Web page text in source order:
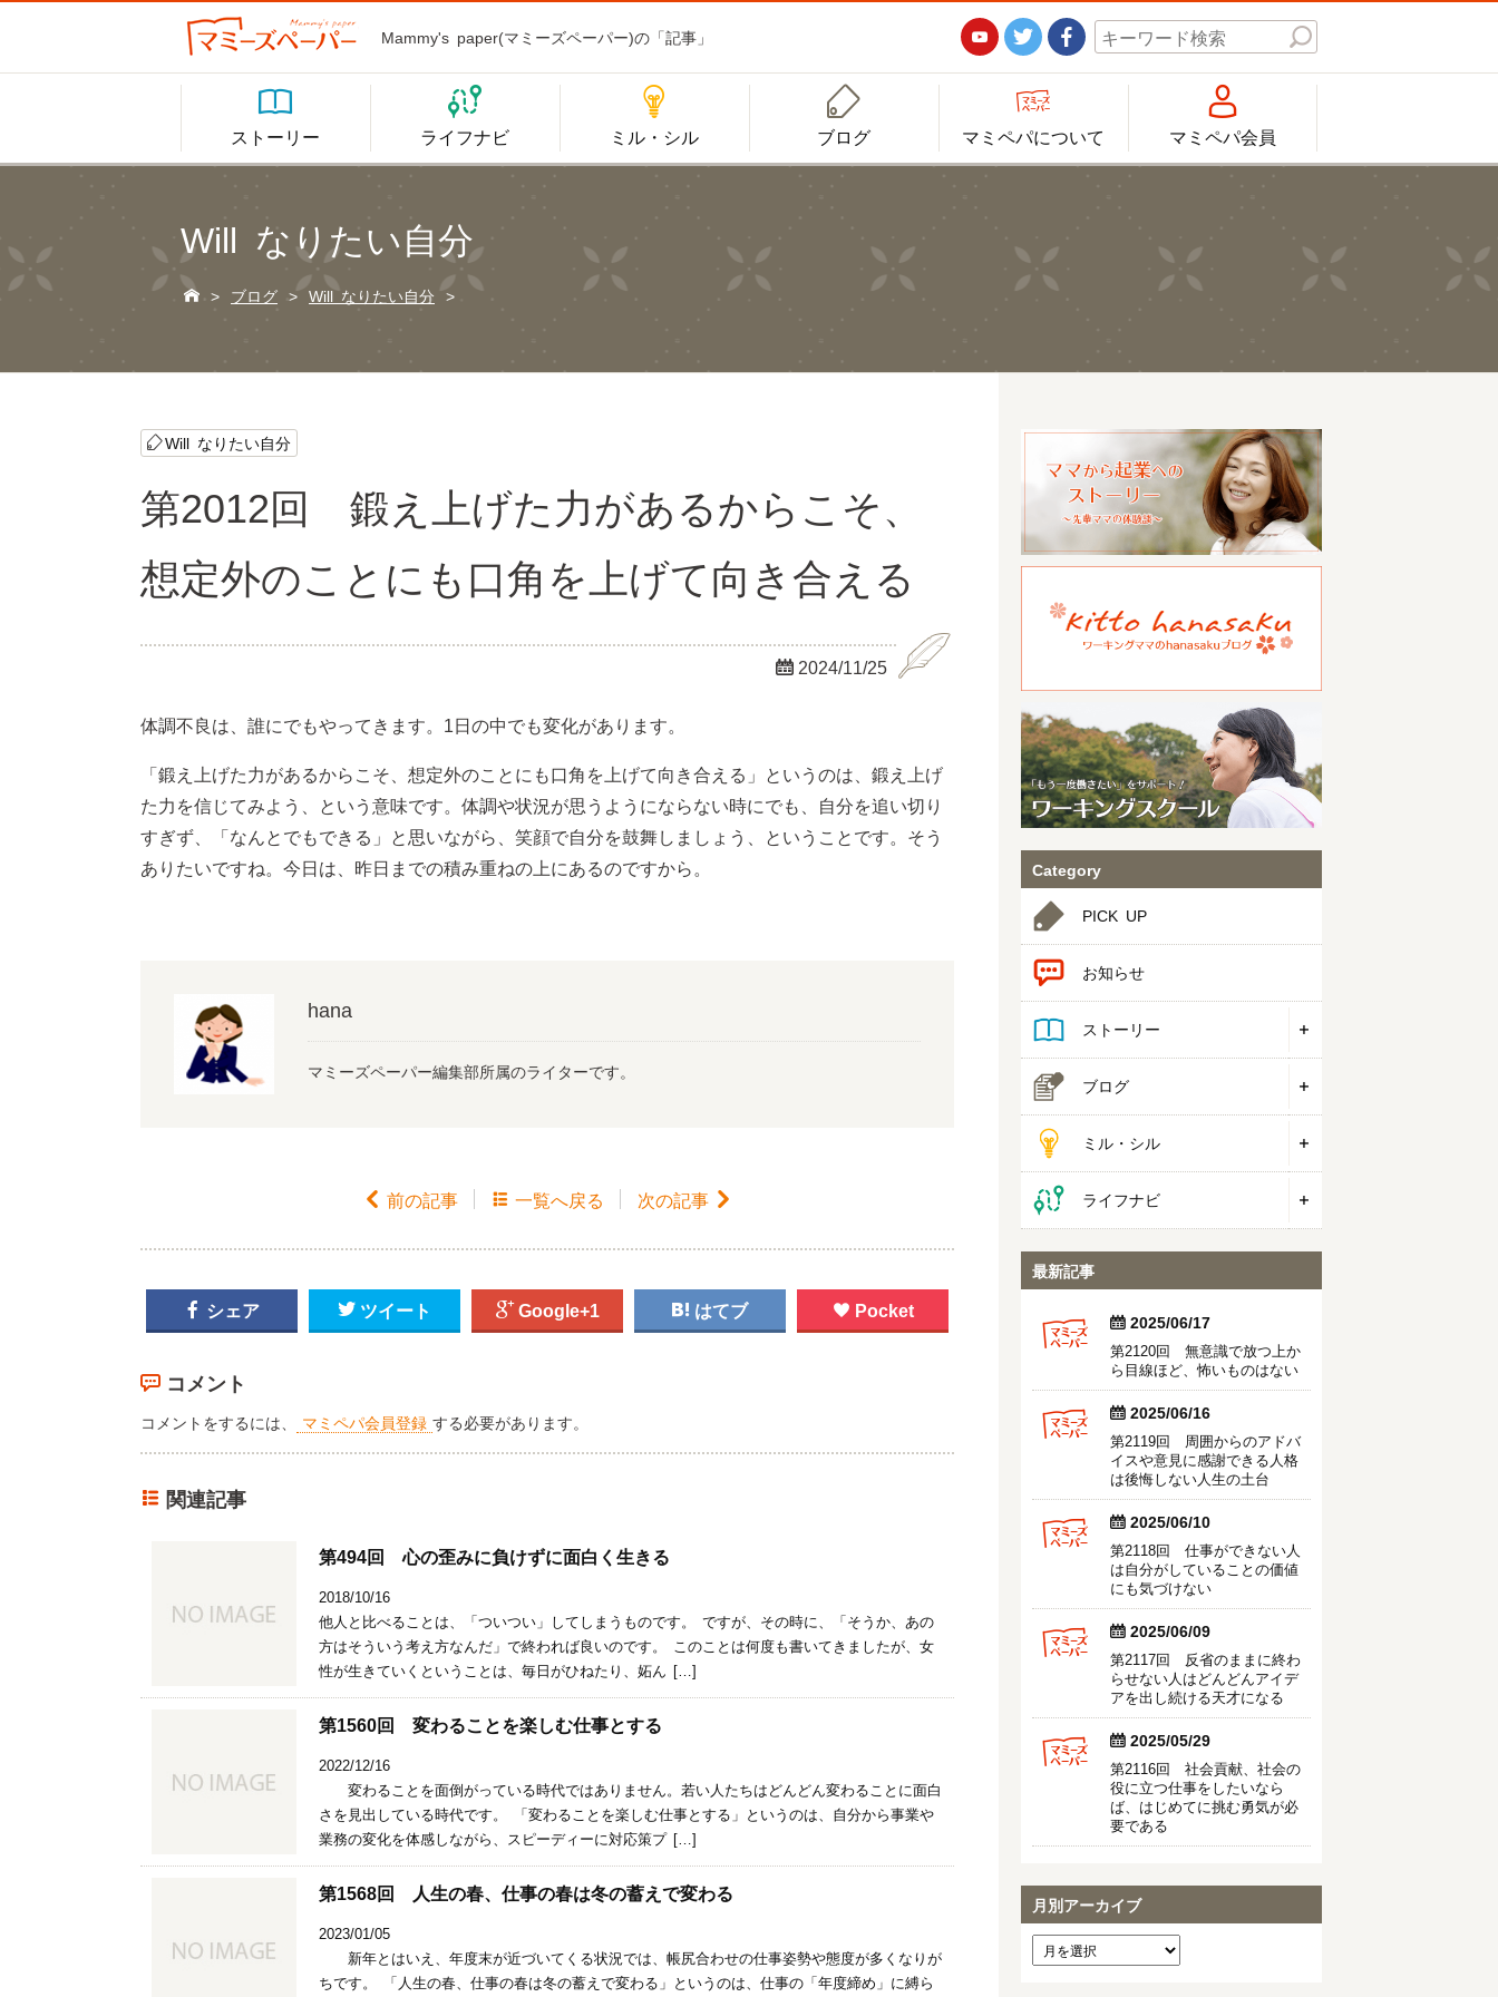
Mammy's paper(マミーズペーパー)の「記事」   

ストーリー

ライフナビ

ミル・シル

ブログ

マミペパについて

マミペパ会員
Will なりたい自分
 > ブログ > Will なりたい自分 >
Will なりたい自分
第2012回 鍛え上げた力があるからこそ、
想定外のことにも口角を上げて向き合える
 2024/11/25
体調不良は、誰にでもやってきます。1日の中でも変化があります。
「鍛え上げた力があるからこそ、想定外のことにも口角を上げて向き合える」というのは、鍛え上げ
た力を信じてみよう、という意味です。体調や状況が思うようにならない時にでも、自分を追い切り
すぎず、「なんとでもできる」と思いながら、笑顔で自分を鼓舞しましょう、ということです。そう
ありたいですね。今日は、昨日までの積み重ねの上にあるのですから。
hana
マミーズペーパー編集部所属のライターです。
 前の記事  一覧へ戻る 次の記事 
 シェア  ツイート  Google+1  はてブ  Pocket
コメント
コメントをするには、 マミペパ会員登録 する必要があります。
関連記事
第494回 心の歪みに負けずに面白く生きる
2018/10/16
他人と比べることは、「ついつい」してしまうものです。 ですが、その時に、「そうか、あの
方はそういう考え方なんだ」で終われば良いのです。 このことは何度も書いてきましたが、女
性が生きていくということは、毎日がひねたり、妬ん […]
第1560回 変わることを楽しむ仕事とする
2022/12/16
変わることを面倒がっている時代ではありません。若い人たちはどんどん変わることに面白
さを見出している時代です。 「変わることを楽しむ仕事とする」というのは、自分から事業や
業務の変化を体感しながら、スピーディーに対応策プ […]
第1568回 人生の春、仕事の春は冬の蓄えで変わる
2023/01/05
新年とはいえ、年度末が近づいてくる状況では、帳尻合わせの仕事姿勢や態度が多くなりが
ちです。 「人生の春、仕事の春は冬の蓄えで変わる」というのは、仕事の「年度締め」に縛ら
Category
PICK UP
お知らせ
ストーリー
ブログ
ミル・シル
ライフナビ
最新記事
  2025/06/17
第2120回 無意識で放つ上か
ら目線ほど、怖いものはない
  2025/06/16
第2119回 周囲からのアドバ
イスや意見に感謝できる人格
は後悔しない人生の土台
  2025/06/10
第2118回 仕事ができない人
は自分がしていることの価値
にも気づけない
  2025/06/09
第2117回 反省のままに終わ
らせない人はどんどんアイデ
アを出し続ける天才になる
  2025/05/29
第2116回 社会貢献、社会の
役に立つ仕事をしたいなら
ば、はじめてに挑む勇気が必
要である
月別アーカイブ